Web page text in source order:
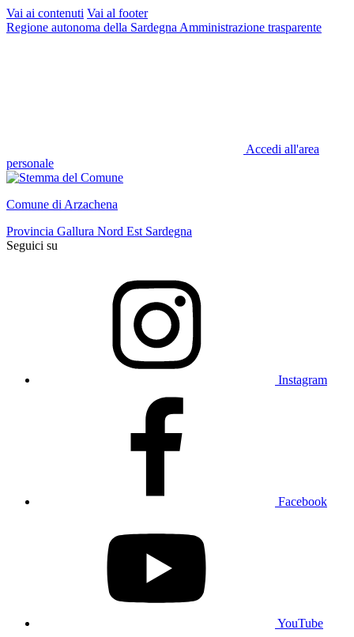
Vai ai contenuti Vai al footer
Regione autonoma della Sardegna Amministrazione trasparente
Accedi all'area
personale
Comune di Arzachena
Provincia Gallura Nord Est Sardegna
Seguici su
Instagram
Facebook
YouTube